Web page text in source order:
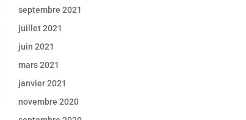
septembre 2021
juillet 2021
juin 2021
mars 2021
janvier 2021
novembre 2020